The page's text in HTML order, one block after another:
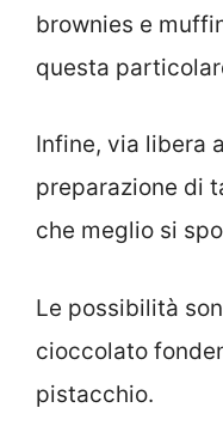
brownies e
questa
Infine, via libera
preparazione di
che meglio si
Le possibilità
cioccolato
pistacchio.